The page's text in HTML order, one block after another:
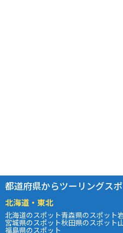
都道府県からツーリングス
北海道・東北
北海道のスポット青森県のスポット
宮城県のスポット秋田県のスポット
福島県のスポット